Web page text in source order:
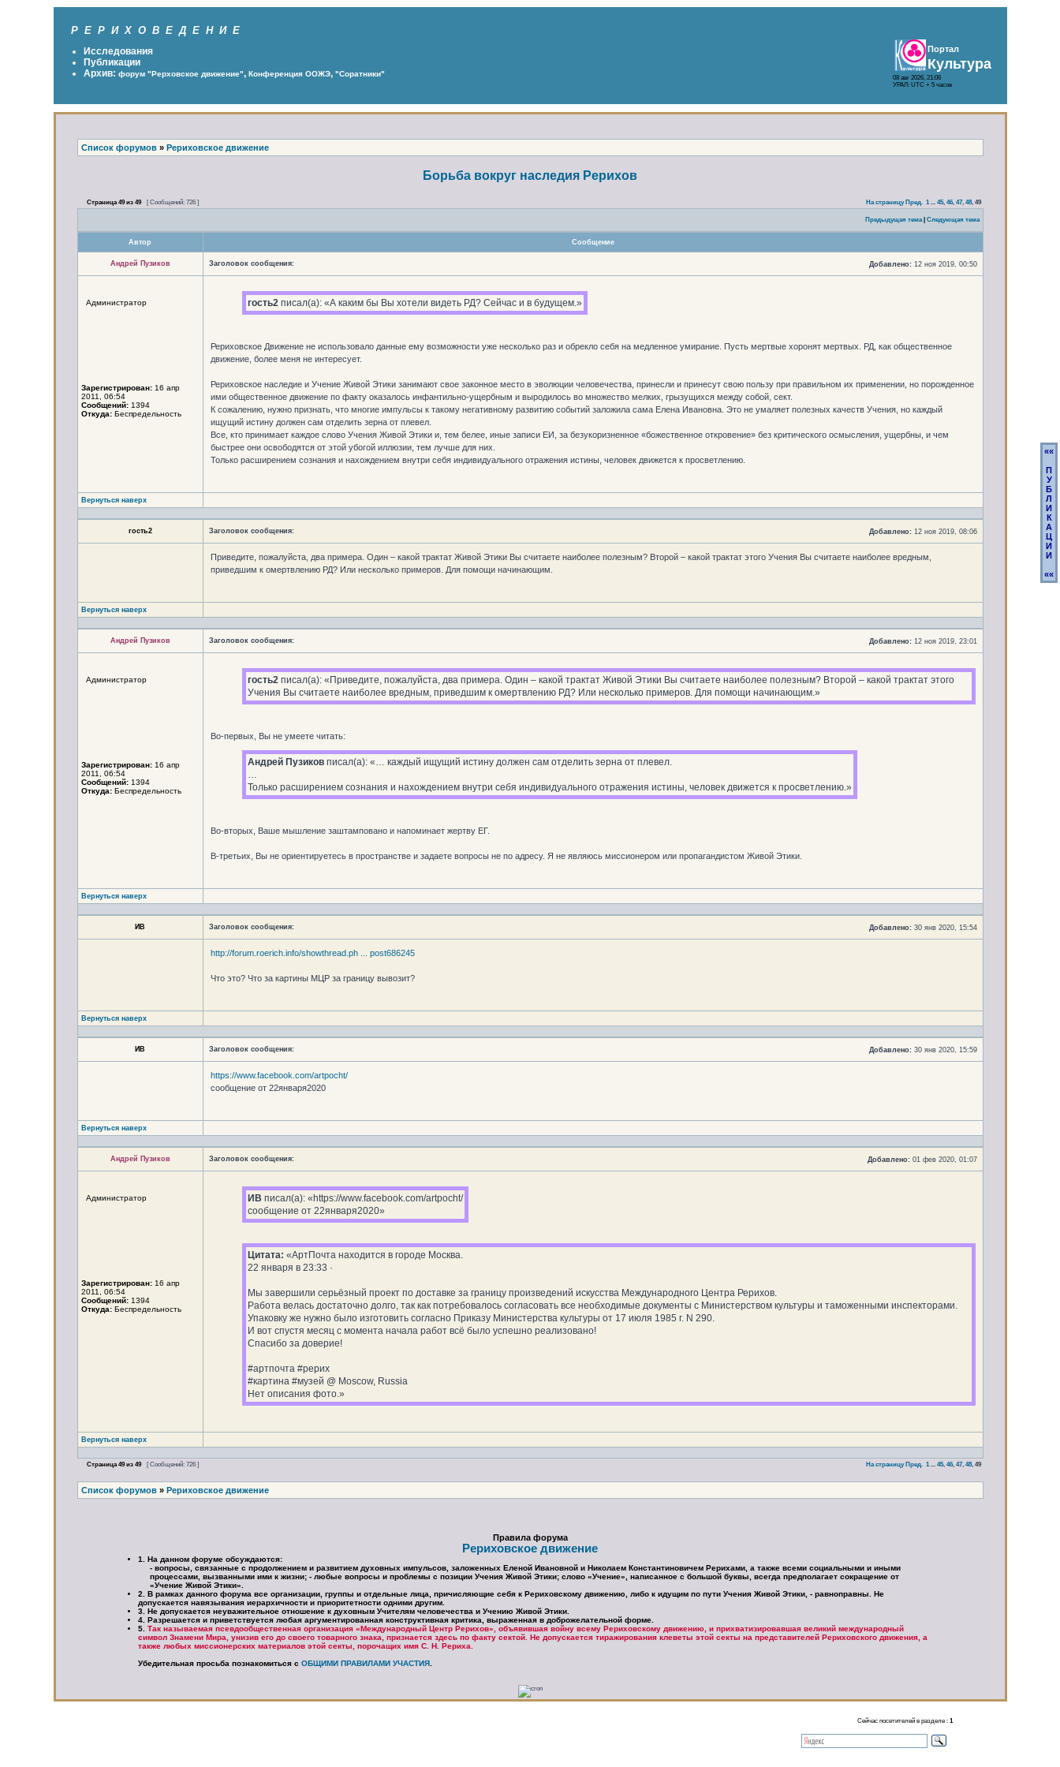
Р Е Р И Х О В Е Д Е Н И Е
Исследования
Публикации
Архив: форум "Рерховское движение", Конференция ООЖЭ, "Соратники"
Портал
Культура
08 авг 2026, 21:06
УРАЛ: UTC + 5 часов
««
П
У
Б
Л
И
К
А
Ц
И
И
««
Список форумов» Рериховское движение
Борьба вокруг наследия Рерихов
Страница49из 49 [ Сообщений: 726 ] На страницу Пред. 1... 45, 46, 47, 48, 49
Предыдущая тема| Следующая тема
Автор Сообщение
Андрей Пузиков Заголовок сообщения: Добавлено:12 ноя 2019, 00:50
Администратор
Зарегистрирован:16 апр
2011, 06:54
Сообщений:1394
Откуда:Беспредельность
гость2писал(а): «А каким бы Вы хотели видеть РД? Сейчас и в будущем.»
Рериховское Движение не использовало данные ему возможности уже несколько раз и обрекло себя на медленное умирание. Пусть мертвые хоронят мертвых. РД, как общественное
движение, более меня не интересует.
Рериховское наследие и Учение Живой Этики занимают свое законное место в эволюции человечества, принесли и принесут свою пользу при правильном их применении, но порожденное
ими общественное движение по факту оказалось инфантильно-ущербным и выродилось во множество мелких, грызущихся между собой, сект.
К сожалению, нужно признать, что многие импульсы к такому негативному развитию событий заложила сама Елена Ивановна. Это не умаляет полезных качеств Учения, но каждый
ищущий истину должен сам отделить зерна от плевел.
Все, кто принимает каждое слово Учения Живой Этики и, тем белее, иные записи ЕИ, за безукоризненное «божественное откровение» без критического осмысления, ущербны, и чем
быстрее они освободятся от этой убогой иллюзии, тем лучше для них.
Только расширением сознания и нахождением внутри себя индивидуального отражения истины, человек движется к просветлению.
Вернуться наверх
гость2 Заголовок сообщения: Добавлено:12 ноя 2019, 08:06
Приведите, пожалуйста, два примера. Один – какой трактат Живой Этики Вы считаете наиболее полезным? Второй – какой трактат этого Учения Вы считаете наиболее вредным,
приведшим к омертвлению РД? Или несколько примеров. Для помощи начинающим.
Вернуться наверх
Андрей Пузиков Заголовок сообщения: Добавлено:12 ноя 2019, 23:01
Администратор
Зарегистрирован:16 апр
2011, 06:54
Сообщений:1394
Откуда:Беспредельность
гость2писал(а): «Приведите, пожалуйста, два примера. Один – какой трактат Живой Этики Вы считаете наиболее полезным? Второй – какой трактат этого
Учения Вы считаете наиболее вредным, приведшим к омертвлению РД? Или несколько примеров. Для помощи начинающим.»
Во-первых, Вы не умеете читать:
Андрей Пузиковписал(а): «… каждый ищущий истину должен сам отделить зерна от плевел.
…
Только расширением сознания и нахождением внутри себя индивидуального отражения истины, человек движется к просветлению.»
Во-вторых, Ваше мышление заштамповано и напоминает жертву ЕГ.
В-третьих, Вы не ориентируетесь в пространстве и задаете вопросы не по адресу. Я не являюсь миссионером или пропагандистом Живой Этики.
Вернуться наверх
ИВ Заголовок сообщения: Добавлено:30 янв 2020, 15:54
http://forum.roerich.info/showthread.ph ... post686245
Что это? Что за картины МЦР за границу вывозит?
Вернуться наверх
ИВ Заголовок сообщения: Добавлено:30 янв 2020, 15:59
https://www.facebook.com/artpocht/
сообщение от 22января2020
Вернуться наверх
Андрей Пузиков Заголовок сообщения: Добавлено:01 фев 2020, 01:07
Администратор
Зарегистрирован:16 апр
2011, 06:54
Сообщений:1394
Откуда:Беспредельность
ИВ писал(а): «https://www.facebook.com/artpocht/
сообщение от 22января2020»
Цитата: «АртПочта находится в городе Москва.
22 января в 23:33 ·
Мы завершили серьёзный проект по доставке за границу произведений искусства Международного Центра Рерихов.
Работа велась достаточно долго, так как потребовалось согласовать все необходимые документы с Министерством культуры и таможенными инспекторами.
Упаковку же нужно было изготовить согласно Приказу Министерства культуры от 17 июля 1985 г. N 290.
И вот спустя месяц с момента начала работ всё было успешно реализовано!
Спасибо за доверие!
#артпочта #рерих
#картина #музей @ Moscow, Russia
Нет описания фото.»
Вернуться наверх
Страница49из 49 [ Сообщений: 726 ] На страницу Пред. 1... 45, 46, 47, 48, 49
Список форумов» Рериховское движение
Правила форума
Рериховское движение
1. На данном форуме обсуждаются:
- вопросы, связанные с продолжением и развитием духовных импульсов, заложенных Еленой Ивановной и Николаем Константиновичем Рерихами, а также всеми социальными и иными
процессами, вызванными ими к жизни; - любые вопросы и проблемы с позиции Учения Живой Этики; слово «Учение», написанное с большой буквы, всегда предполагает сокращение от
«Учение Живой Этики».
2. В рамках данного форума все организации, группы и отдельные лица, причисляющие себя к Рериховскому движению, либо к идущим по пути Учения Живой Этики, - равноправны. Не
допускается навязывания иерархичности и приоритетности одними другим.
3. Не допускается неуважительное отношение к духовным Учителям человечества и Учению Живой Этики.
4. Разрешается и приветствуется любая аргументированная конструктивная критика, выраженная в доброжелательной форме.
5. Так называемая псевдообщественная организация «Международный Центр Рерихов», объявившая войну всему Рериховскому движению, и прихватизировавшая великий международный
символ Знамени Мира, унизив его до своего товарного знака, признается здесь по факту сектой. Не допускается тиражирования клеветы этой секты на представителей Рериховского движения, а
также любых миссионерских материалов этой секты, порочащих имя С. Н. Рериха.
Убедительная просьба познакомиться с ОБЩИМИ ПРАВИЛАМИ УЧАСТИЯ.
Сейчас посетителей в разделе : 1